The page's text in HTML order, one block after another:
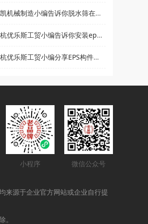
龙岩威凯机械制造小编告诉你脱水筛在使用时要注意哪些事项
福建上杭优乐斯工贸小编告诉你安装eps线条的注意事项
福建上杭优乐斯工贸小编分享EPS构件的应用领域
小程序
微信公众号
来源于企业官方网站或企业自行提
。